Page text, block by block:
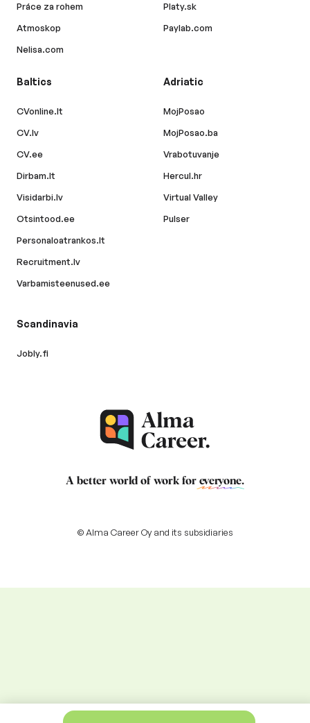
Práce za rohem
Atmoskop
Nelisa.com
Platy.sk
Paylab.com
Baltics
CVonline.lt
CV.lv
CV.ee
Dirbam.lt
Visidarbi.lv
Otsintood.ee
Personaloatrankos.lt
Recruitment.lv
Varbamisteenused.ee
Adriatic
MojPosao
MojPosao.ba
Vrabotuvanje
Hercul.hr
Virtual Valley
Pulser
Scandinavia
Jobly.fi
A better world of work for everyone.
© Alma Career Oy and its subsidiaries